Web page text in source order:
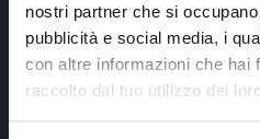
nostri partner che si
pubblicità e social media, i
con altre informazioni che hai
raccolto dal tuo utilizzo dei
Speedup.it by Trio Group
Telefono
0423.601555
Chi siamo
SpeedUp Magazine